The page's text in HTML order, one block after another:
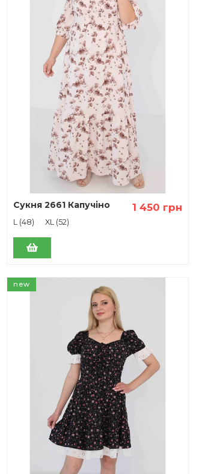
1 450 грн
Сукня 2661 Капучіно
L (48) XL (52)
new